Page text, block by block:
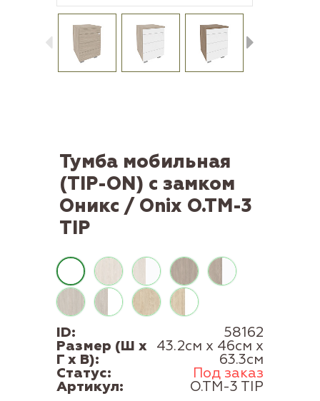
Тумба мобильная
(TIP-ON) с замком
Оникс / Onix O.TM-3
TIP
ID: 58162
Размер (Ш x
Г x В):
43.2см x 46см x
63.3см
Статус: Под заказ
Артикул: O.TM-3 TIP